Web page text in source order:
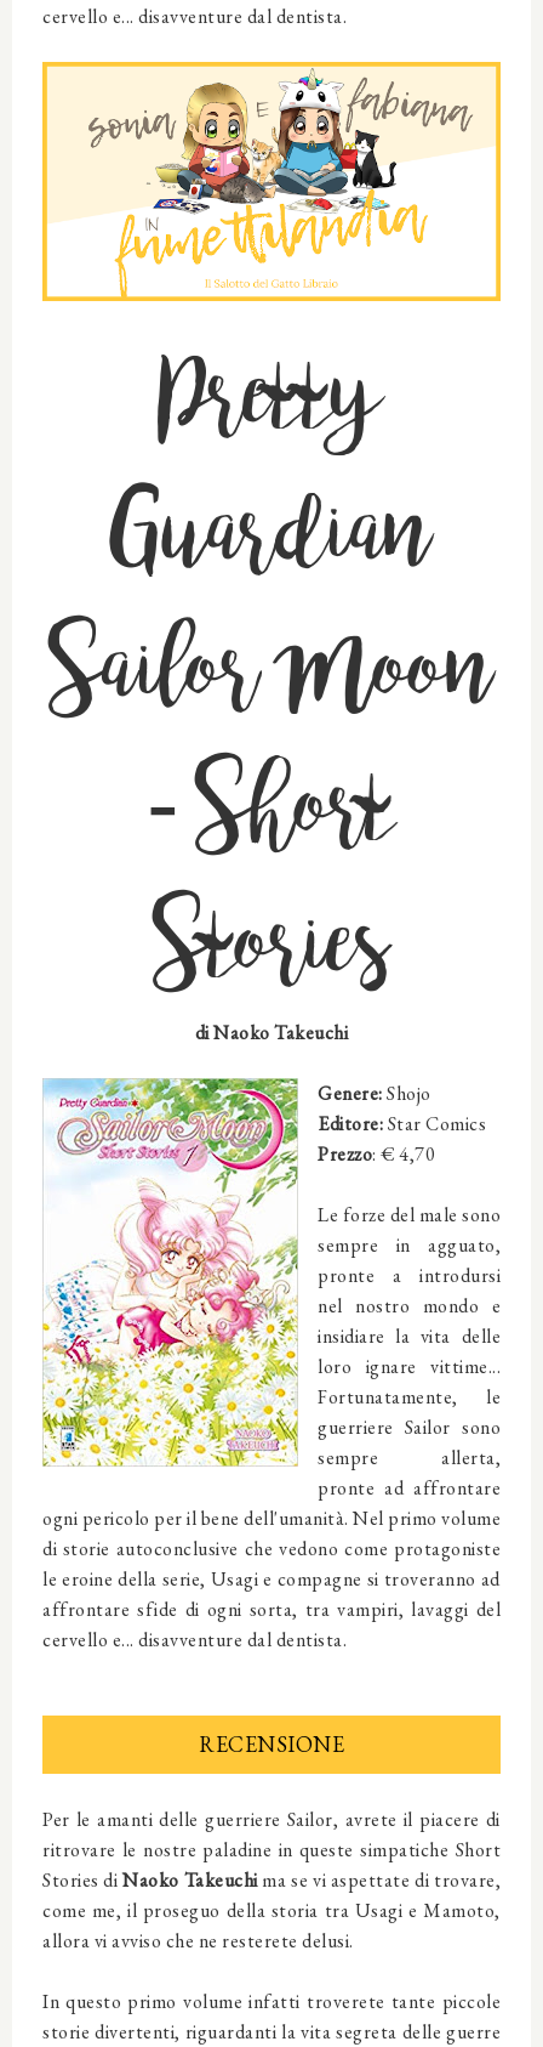
cervello e... disavventure dal dentista.
Pretty
Guardian
Sailor Moon
- Short
Stories
diNaoko Takeuchi
Genere:Shojo
Editore:Star Comics
Prezzo: € 4,70
Le forze del male sono
sempre in agguato,
pronte a introdursi
nel nostro mondo e
insidiare la vita delle
loro ignare vittime...
Fortunatamente, le
guerriere Sailor sono
sempre allerta,
pronte ad affrontare
ogni pericolo per il bene dell'umanità. Nel primo volume
di storie autoconclusive che vedono come protagoniste
le eroine della serie, Usagi e compagne si troveranno ad
affrontare sfide di ogni sorta, tra vampiri, lavaggi del
cervello e... disavventure dal dentista.
RECENSIONE
Per le amanti delle guerriere Sailor, avrete il piacere di
ritrovare le nostre paladine in queste simpatiche Short
Stories diNaoko Takeuchima se vi aspettate di trovare,
come me, il proseguo della storia tra Usagi e Mamoto,
allora vi avviso che ne resterete delusi.
In questo primo volume infatti troverete tante piccole
storie divertenti, riguardanti la vita segreta delle guerre